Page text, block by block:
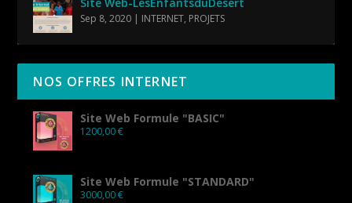
Site Web-LesEnfantsduDesert
Sep 8, 2020 INTERNET, PROJETS
NOS OFFRES INTERNET
Site Web Formule "BASIC"
1200,00€
Site Web Formule "STANDARD"
3000,00€